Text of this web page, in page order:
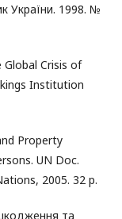
України. 1998. №
Global Crisis of
Institution
Property
UN Doc.
2005. 32 p.
та